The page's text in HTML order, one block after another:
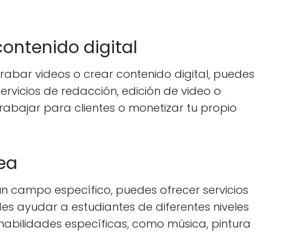
digital
videos o crear contenido digital, puedes
de redacción, edición de video o
para clientes o monetizar tu propio
campo específico, puedes ofrecer servicios
ayudar a estudiantes de diferentes niveles
específicas, como música, pintura